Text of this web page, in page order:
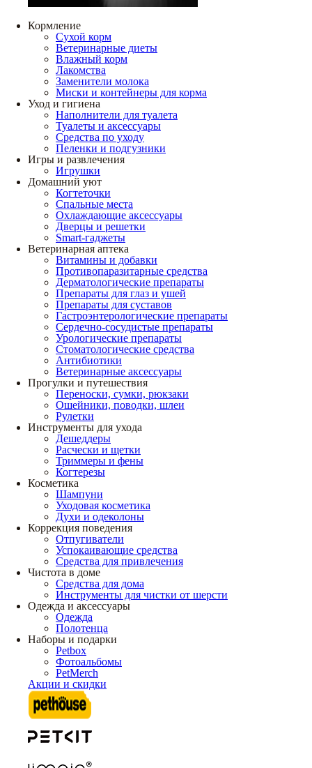
Кормление
Сухой корм
Ветеринарные диеты
Влажный корм
Лакомства
Заменители молока
Миски и контейнеры для корма
Уход и гигиена
Наполнители для туалета
Туалеты и аксессуары
Средства по уходу
Пеленки и подгузники
Игры и развлечения
Игрушки
Домашний уют
Когтеточки
Спальные места
Охлаждающие аксессуары
Дверцы и решетки
Smart-гаджеты
Ветеринарная аптека
Витамины и добавки
Противопаразитарные средства
Дерматологические препараты
Препараты для глаз и ушей
Препараты для суставов
Гастроэнтерологические препараты
Сердечно-сосудистые препараты
Урологические препараты
Стоматологические средства
Антибиотики
Ветеринарные аксессуары
Прогулки и путешествия
Переноски, сумки, рюкзаки
Ошейники, поводки, шлеи
Рулетки
Инструменты для ухода
Дешеддеры
Расчески и щетки
Триммеры и фены
Когтерезы
Косметика
Шампуни
Уходовая косметика
Духи и одеколоны
Коррекция поведения
Отпугиватели
Успокаивающие средства
Средства для привлечения
Чистота в доме
Средства для дома
Инструменты для чистки от шерсти
Одежда и аксессуары
Одежда
Полотенца
Наборы и подарки
Petbox
Фотоальбомы
PetMerch
Акции и скидки